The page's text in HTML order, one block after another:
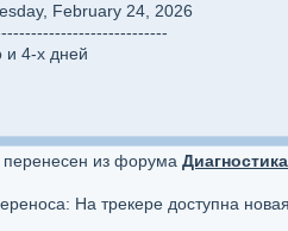
February 24, 2026
и 4-х дней
из форума
На трекере доступна